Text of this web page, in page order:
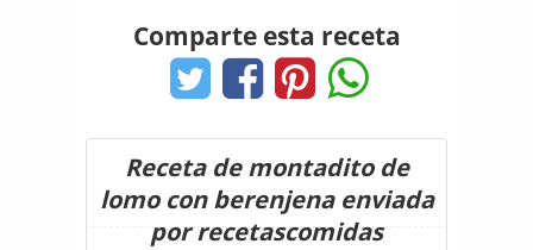
Comparte esta receta
Receta de montadito de
lomo con berenjena enviada
por recetascomidas